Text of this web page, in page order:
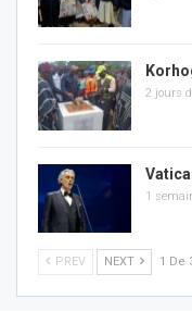
2 jours
1
PREV NEXT 1 De